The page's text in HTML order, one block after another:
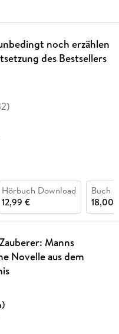
noch erzählen
des Bestsellers
)
Hörbuch Download
12,99 €
Buch
18,00
Manns
Novelle aus dem